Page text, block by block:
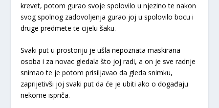
krevet, potom gurao svoje spolovilo u njezino te nakon
svog spolnog zadovoljenja gurao joj u spolovilo bocu i
druge predmete te cijelu šaku.
Svaki put u prostoriju je ušla nepoznata maskirana
osoba i za novac gledala što joj radi, a on je sve radnje
snimao te je potom prisiljavao da gleda snimku,
zaprijetivši joj svaki put da će je ubiti ako o događaju
nekome ispriča.